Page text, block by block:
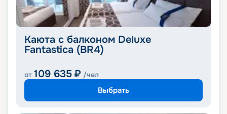
Каюта с балконом Deluxe
Fantastica (BR4)
от 109 635 ₽ /чел
Выбрать